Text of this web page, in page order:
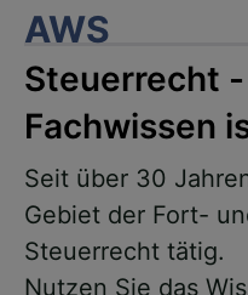
AWS
Steuerrecht
Fachwissen
Seit über 30
Gebiet der Fort-
Steuerrecht tätig.
Nutzen Sie das